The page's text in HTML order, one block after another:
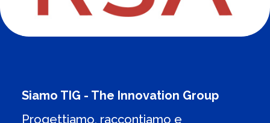
Siamo TIG - The Innovation Group
Progettiamo, raccontiamo e